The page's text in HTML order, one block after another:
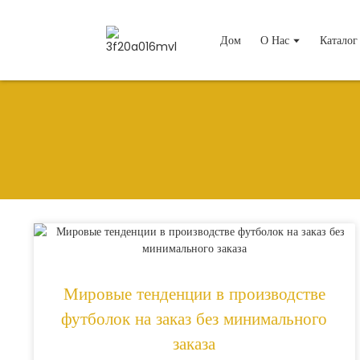
Дом О Нас Каталог
Мировые тенденции в производстве
футболок на заказ без минимального
заказа